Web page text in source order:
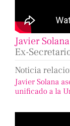
Javier Solana
Ex-
Noticia
Javier Solana
unificado a la